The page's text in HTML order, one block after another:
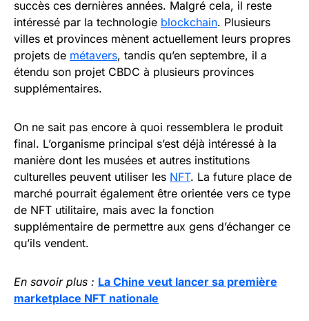
succès ces dernières années. Malgré cela, il reste
intéressé par la technologie blockchain. Plusieurs
villes et provinces mènent actuellement leurs propres
projets de métavers, tandis qu’en septembre, il a
étendu son projet CBDC à plusieurs provinces
supplémentaires.
On ne sait pas encore à quoi ressemblera le produit
final. L’organisme principal s’est déjà intéressé à la
manière dont les musées et autres institutions
culturelles peuvent utiliser les NFT. La future place de
marché pourrait également être orientée vers ce type
de NFT utilitaire, mais avec la fonction
supplémentaire de permettre aux gens d’échanger ce
qu’ils vendent.
En savoir plus : La Chine veut lancer sa première
marketplace NFT nationale